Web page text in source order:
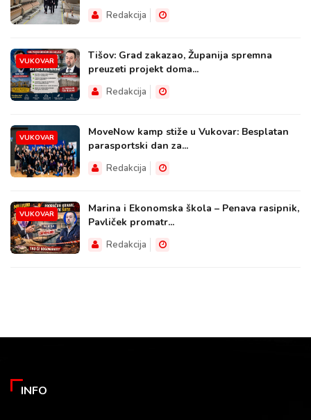
Redakcija
VUKOVAR
Tišov: Grad zakazao, Županija spremna
preuzeti projekt doma...
Redakcija
VUKOVAR
MoveNow kamp stiže u Vukovar: Besplatan
parasportski dan za...
Redakcija
VUKOVAR
Marina i Ekonomska škola – Penava rasipnik,
Pavliček promatr...
Redakcija
INFO